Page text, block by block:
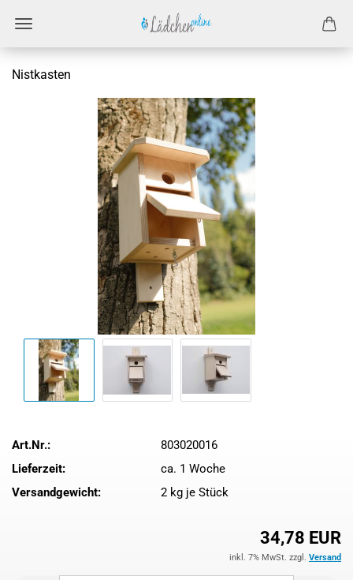
Nist­kas­ten
Art.Nr.:
803020016
Lieferzeit:
ca. 1 Woche
Versandgewicht:
2 kg je Stück
34,78 EUR
inkl. 7% MwSt. zzgl. Versand